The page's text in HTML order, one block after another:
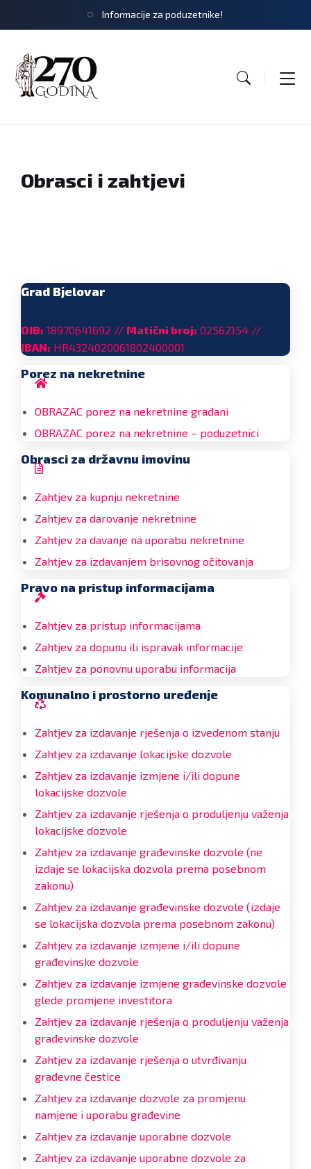
Informacije za poduzetnike!
Obrasci i zahtjevi
Grad Bjelovar
OIB: 18970641692 // Matični broj: 02562154 //
IBAN: HR4324020061802400001
Porez na nekretnine
OBRAZAC porez na nekretnine građani
OBRAZAC porez na nekretnine – poduzetnici
Obrasci za državnu imovinu
Zahtjev za kupnju nekretnine
Zahtjev za darovanje nekretnine
Zahtjev za davanje na uporabu nekretnine
Zahtjev za izdavanjem brisovnog očitovanja
Pravo na pristup informacijama
Zahtjev za pristup informacijama
Zahtjev za dopunu ili ispravak informacije
Zahtjev za ponovnu uporabu informacija
Komunalno i prostorno uređenje
Zahtjev za izdavanje rješenja o izvedenom stanju
Zahtjev za izdavanje lokacijske dozvole
Zahtjev za izdavanje izmjene i/ili dopune
lokacijske dozvole
Zahtjev za izdavanje rješenja o produljenju važenja
lokacijske dozvole
Zahtjev za izdavanje građevinske dozvole (ne
izdaje se lokacijska dozvola prema posebnom
zakonu)
Zahtjev za izdavanje građevinske dozvole (izdaje
se lokacijska dozvola prema posebnom zakonu)
Zahtjev za izdavanje izmjene i/ili dopune
građevinske dozvole
Zahtjev za izdavanje izmjene građevinske dozvole
glede promjene investitora
Zahtjev za izdavanje rješenja o produljenju važenja
građevinske dozvole
Zahtjev za izdavanje rješenja o utvrđivanju
građevne čestice
Zahtjev za izdavanje dozvole za promjenu
namjene i uporabu građevine
Zahtjev za izdavanje uporabne dozvole
Zahtjev za izdavanje uporabne dozvole za